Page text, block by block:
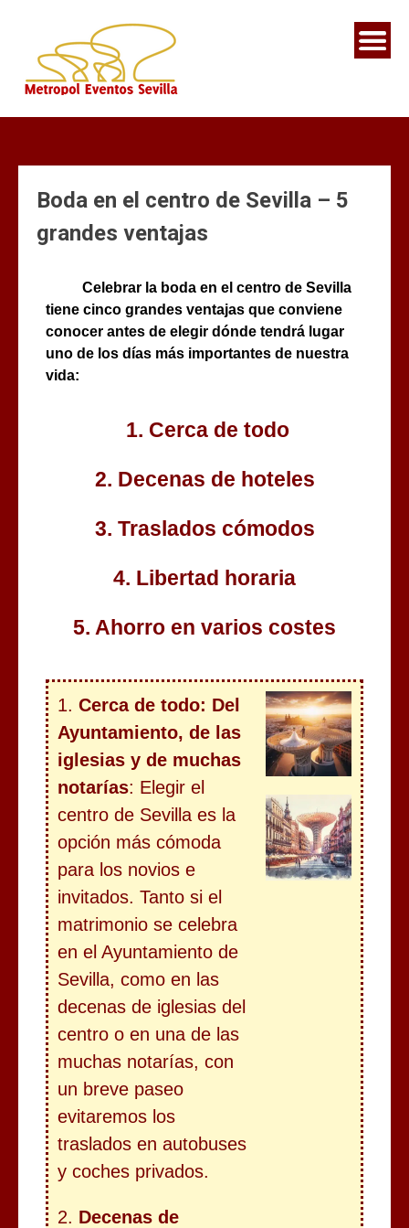
Boda en el centro de Sevilla – 5
grandes ventajas
Celebrar la boda en el centro de Sevilla
tiene cinco grandes ventajas que conviene
conocer antes de elegir dónde tendrá lugar
uno de los días más importantes de nuestra
vida:
1. Cerca de todo
2. Decenas de hoteles
3. Traslados cómodos
4. Libertad horaria
5. Ahorro en varios costes
1. Cerca de todo: Del
Ayuntamiento, de las
iglesias y de muchas
notarías: Elegir el
centro de Sevilla es la
opción más cómoda
para los novios e
invitados. Tanto si el
matrimonio se celebra
en el Ayuntamiento de
Sevilla, como en las
decenas de iglesias del
centro o en una de las
muchas notarías, con
un breve paseo
evitaremos los
traslados en autobuses
y coches privados.
2. Decenas de